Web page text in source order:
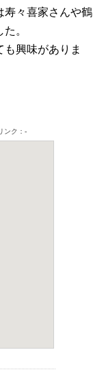
寿々喜家さんや鶴
。
興味がありま